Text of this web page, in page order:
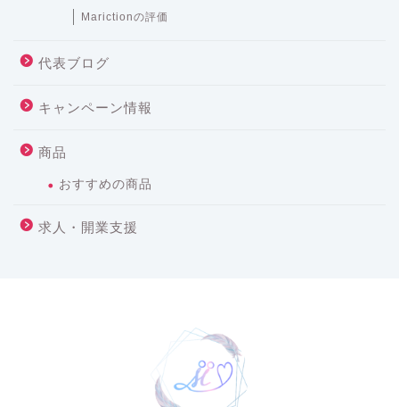
Marictionの評価
代表ブログ
キャンペーン情報
商品
おすすめの商品
求人・開業支援